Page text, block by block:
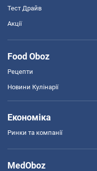
Тест Драйв
Акції
Food Oboz
Рецепти
Новини Кулінарії
Економіка
Ринки та компанії
MedOboz